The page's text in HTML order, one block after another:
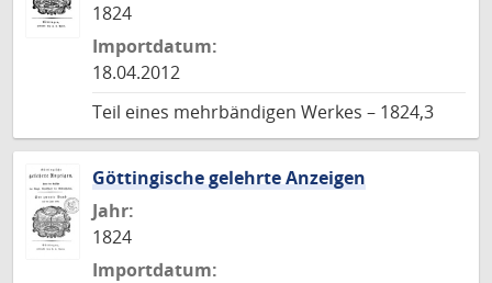
1824
Importdatum:
18.04.2012
Teil eines mehrbändigen Werkes – 1824,3
Göttingische gelehrte Anzeigen
Jahr:
1824
Importdatum: